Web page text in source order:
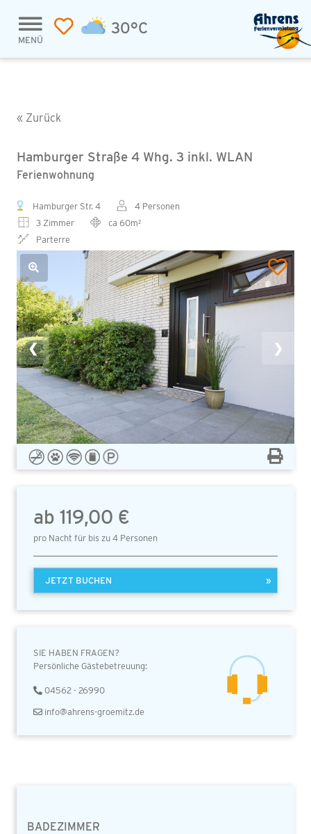
MENÜ
30°C
« Zurück
Hamburger Straße 4 Whg. 3 inkl. WLAN
Ferienwohnung
Hamburger Str. 4
4 Personen
3 Zimmer
ca 60m²
Parterre
❮ ❯
ab 119,00 €
pro Nacht für bis zu 4 Personen
JETZT BUCHEN »
SIE HABEN FRAGEN?
Persönliche Gästebetreuung:
04562 - 26990
info@ahrens-groemitz.de
BADEZIMMER